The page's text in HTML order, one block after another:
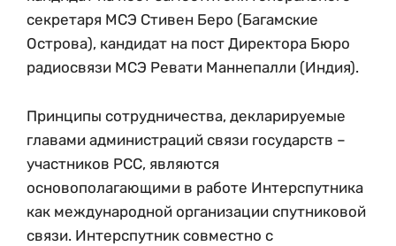
секретаря МСЭ Стивен Беро (Багамские
Острова), кандидат на пост Директора Бюро
радиосвязи МСЭ Ревати Маннепалли (Индия).
Принципы сотрудничества, декларируемые
главами администраций связи государств –
участников РСС, являются
основополагающими в работе Интерспутника
как международной организации спутниковой
связи. Интерспутник совместно с